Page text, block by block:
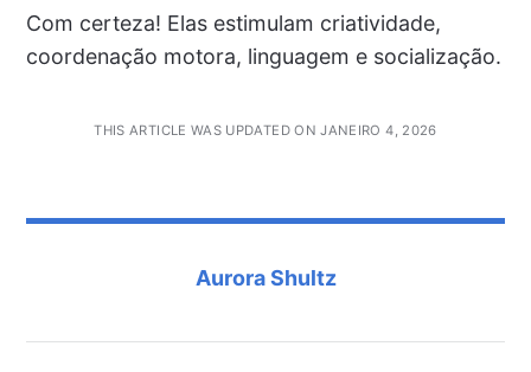
Com certeza! Elas estimulam criatividade,
coordenação motora, linguagem e socialização.
THIS ARTICLE WAS UPDATED ON JANEIRO 4, 2026
Aurora Shultz